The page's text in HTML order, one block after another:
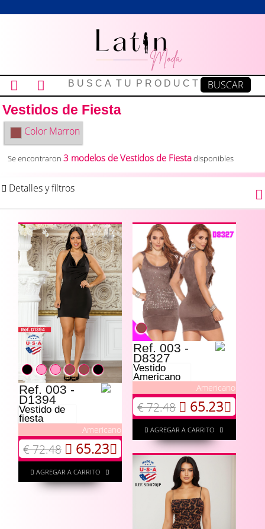
Vestidos de Fiesta
Color Marron
Se encontraron3 modelos de Vestidos de Fiestadisponibles
Detalles y filtros
Ref. 003 -
D1394
Vestido de
fiesta
Americano
€ 72.48 65.23
AGREGAR A CARRITO
Ref. 003 -
D8327
Vestido
Americano
Americano
€ 72.48 65.23
AGREGAR A CARRITO